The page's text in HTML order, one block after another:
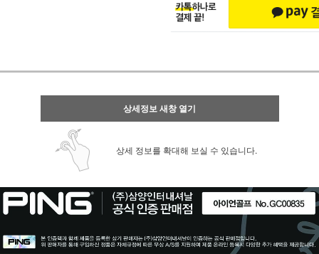
상세정보 새창 열기
상세 정보를 확대해 보실 수 있습니다.